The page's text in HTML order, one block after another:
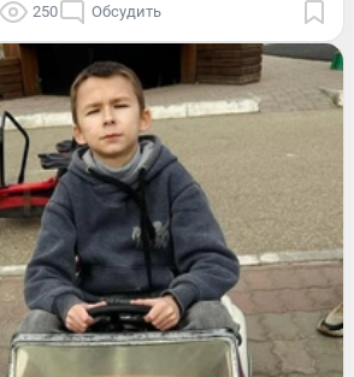
250 Обсудить